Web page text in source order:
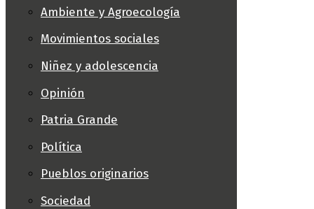
Ambiente y Agroecología
Movimientos sociales
Niñez y adolescencia
Opinión
Patria Grande
Política
Pueblos originarios
Sociedad